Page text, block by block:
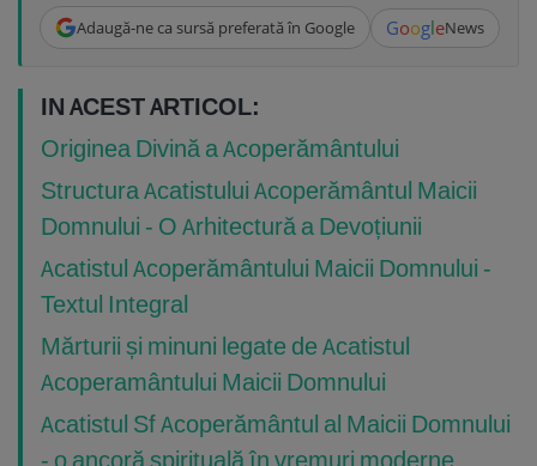
Adaugă-ne ca sursă preferată în Google GoogleNews
IN ACEST ARTICOL:
Originea Divină a Acoperământului
Structura Acatistului Acoperământul Maicii
Domnului - O Arhitectură a Devoțiunii
Acatistul Acoperământului Maicii Domnului -
Textul Integral
Mărturii și minuni legate de Acatistul
Acoperamântului Maicii Domnului
Acatistul Sf Acoperământul al Maicii Domnului
- o ancoră spirituală în vremuri moderne